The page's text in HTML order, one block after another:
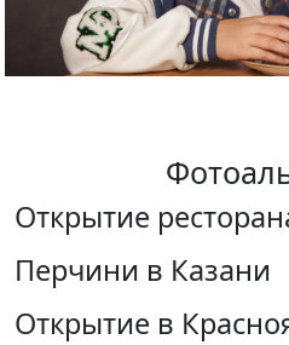
Открытие
Перчини в Казани
Открытие в